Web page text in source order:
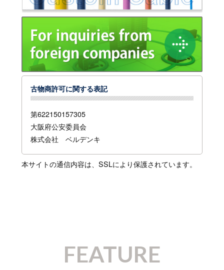
古物商許可に関する表記
第622150157305
大阪府公安委員会
株式会社 ベルデンキ
本サイトの通信内容は、SSLにより保護されています。
FEATURE